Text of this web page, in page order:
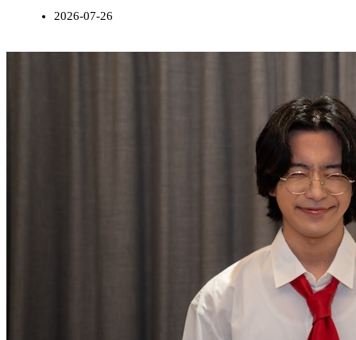
2026-07-26